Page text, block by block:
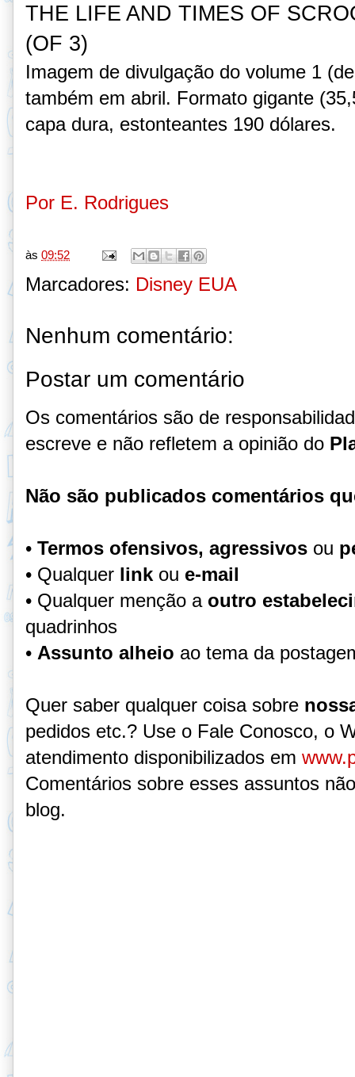
THE LIFE AND TIMES OF
(OF 3)
Imagem de divulgação do volume 1
também em abril. Formato gigante
capa dura, estonteantes 190 dólares.
Por E. Rodrigues
às 09:52
Marcadores: Disney EUA
Nenhum comentário:
Postar um comentário
Os comentários são de
escreve e não refletem a opinião do
Não são publicados comentários
• Termos ofensivos, agressivos ou
• Qualquer link ou e-mail
• Qualquer menção a outro
quadrinhos
• Assunto alheio ao tema da
Quer saber qualquer coisa sobre
pedidos etc.? Use o Fale Conosco, o
atendimento disponibilizados em
Comentários sobre esses assuntos
blog.